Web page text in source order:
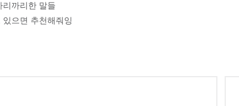
리까리한 말들
으면 추천해줘잉